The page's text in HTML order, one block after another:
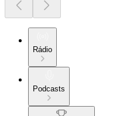
Rádio
Podcasts